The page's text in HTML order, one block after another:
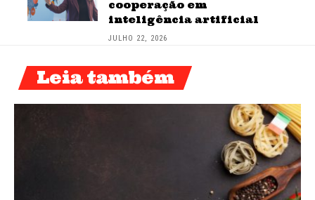
cooperação em
inteligência artificial
JULHO 22, 2026
Leia também